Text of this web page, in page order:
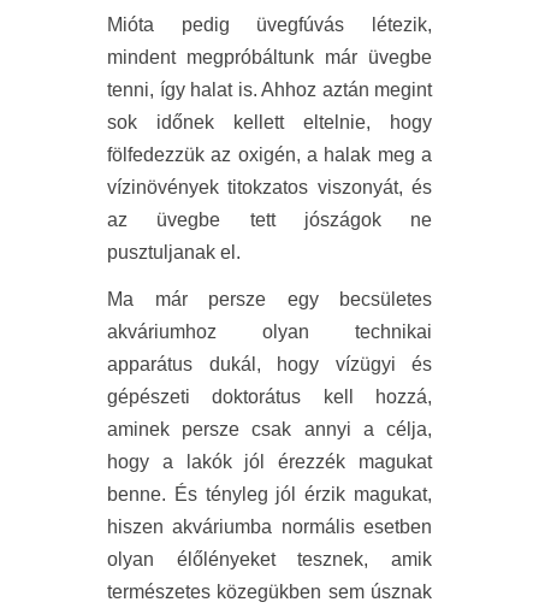
Mióta pedig üvegfúvás létezik,
mindent megpróbáltunk már üvegbe
tenni, így halat is. Ahhoz aztán megint
sok időnek kellett eltelnie, hogy
fölfedezzük az oxigén, a halak meg a
vízinövények titokzatos viszonyát, és
az üvegbe tett jószágok ne
pusztuljanak el.
Ma már persze egy becsületes
akváriumhoz olyan technikai
apparátus dukál, hogy vízügyi és
gépészeti doktorátus kell hozzá,
aminek persze csak annyi a célja,
hogy a lakók jól érezzék magukat
benne. És tényleg jól érzik magukat,
hiszen akváriumba normális esetben
olyan élőlényeket tesznek, amik
természetes közegükben sem úsznak